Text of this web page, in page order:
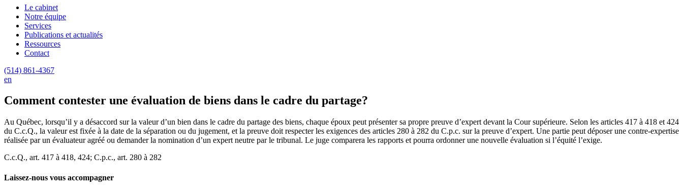
Le cabinet
Notre équipe
Services
Publications et actualités
Ressources
Contact
(514) 861-4367
en
Comment contester une évaluation de biens dans le cadre du partage?
Au Québec, lorsqu’il y a désaccord sur la valeur d’un bien dans le cadre du partage des biens, chaque époux peut présenter sa propre preuve d’expert devant la Cour supérieure. Selon les articles 417 à 418 et 424
du C.c.Q., la valeur est fixée à la date de la séparation ou du jugement, et la preuve doit respecter les exigences des articles 280 à 282 du C.p.c. sur la preuve d’expert. Une partie peut déposer une contre-expertise
réalisée par un évaluateur agréé ou demander la nomination d’un expert neutre par le tribunal. Le juge comparera les rapports et pourra ordonner une nouvelle évaluation si l’équité l’exige.
C.c.Q., art. 417 à 418, 424; C.p.c., art. 280 à 282
Laissez-nous vous accompagner